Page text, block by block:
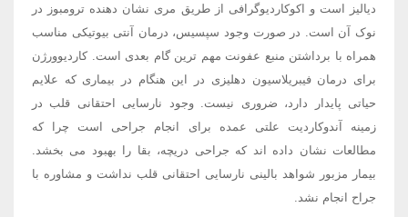
دیالیز است و اکوکاردیوگرافی از طریق مری نشان دهنده ترومبوز در
نوک آن است. در صورت وجود سپسیس، درمان آنتی بیوتیکی مناسب
همراه با برداشتن منبع عفونت مهم ترین گام بعدی است. کاردیوورژن
برای درمان فیبریلاسیون دهلیزی در این هنگام در بیماری که علایم
حیاتی پایدار دارد، ضروری نیست. وجود نارسایی احتقانی قلب در
زمینه آندوکاردیت علتی عمده برای انجام جراحی است چرا که
مطالعات نشان داده اند که جراحی دریچه، بقا را بهبود می بخشد.
بیمار مزبور شواهد بالینی نارسایی احتقانی قلب نداشت و مشاوره با
جراح انجام نشد.